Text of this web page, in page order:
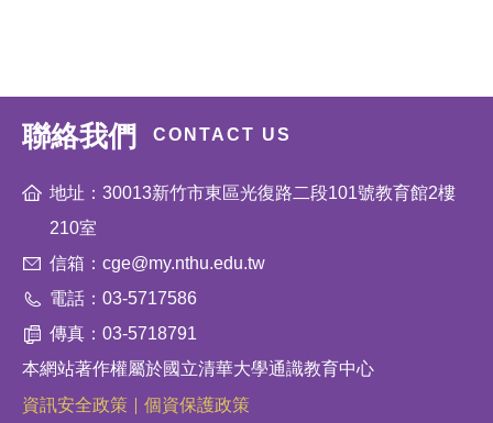
聯絡我們 CONTACT US
地址：30013新竹市東區光復路二段101號教育館2樓
210室
信箱：cge@my.nthu.edu.tw
電話：03-5717586
傳真：03-5718791
本網站著作權屬於國立清華大學通識教育中心
資訊安全政策
個資保護政策